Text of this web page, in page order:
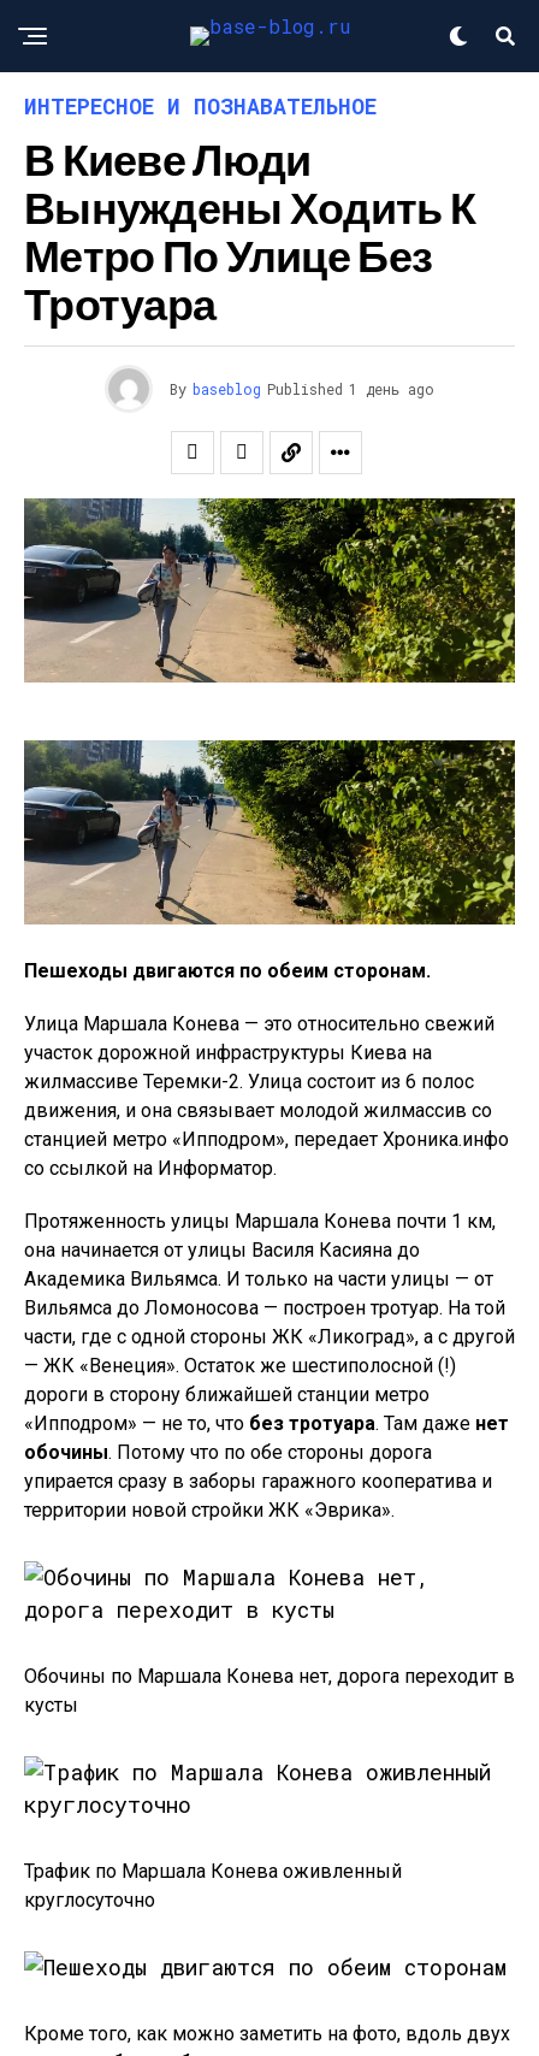
ИНТЕРЕСНОЕ И ПОЗНАВАТЕЛЬНОЕ
В Киеве Люди
Вынуждены Ходить К
Метро По Улице Без
Тротуара
By baseblog Published 1 день ago
Пешеходы двигаются по обеим сторонам.
Улица Маршала Конева — это относительно свежий
участок дорожной инфраструктуры Киева на
жилмассиве Теремки-2. Улица состоит из 6 полос
движения, и она связывает молодой жилмассив со
станцией метро «Ипподром», передает Хроника.инфо
со ссылкой на Информатор.
Протяженность улицы Маршала Конева почти 1 км,
она начинается от улицы Василя Касияна до
Академика Вильямса. И только на части улицы — от
Вильямса до Ломоносова — построен тротуар. На той
части, где с одной стороны ЖК «Ликоград», а с другой
— ЖК «Венеция». Остаток же шестиполосной (!)
дороги в сторону ближайшей станции метро
«Ипподром» — не то, что без тротуара. Там даже нет
обочины. Потому что по обе стороны дорога
упирается сразу в заборы гаражного кооператива и
территории новой стройки ЖК «Эврика».
Обочины по Маршала Конева нет, дорога переходит в
кусты
Трафик по Маршала Конева оживленный
круглосуточно
Кроме того, как можно заметить на фото, вдоль двух